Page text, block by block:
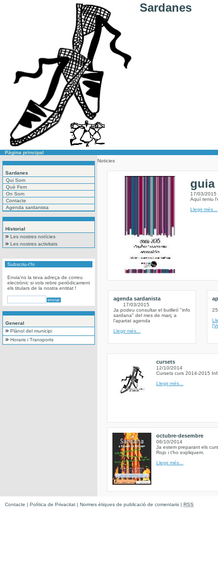
Sardanes
Pàgina principal
Sardanes
Qui Som
Què Fem
On Som
Contacte
Agenda sardanista
Historial
Les nostres notícies
Les nostres activitats
Subscriu-t'hi
Envia'ns la teva adreça de correu
electrònic si vols rebre periòdicament
els titulars de la nostra entitat !
General
Plànol del municipi
Horaris i Transports
Noticies
guia
17/03/2015
Aquí teniu
Llegir més...
agenda sardanista
17/03/2015
Ja podeu consultar el butlletí "info
sardana" del mes de març a
l'apartat agenda
Llegir més...
cursets
12/10/2014
Cursets curs 2014-2015
Llegir més...
octubre-desembre
06/10/2014
Ja estem preparant els
Rojo i t'ho expliquem.
Llegir més...
Contacte | Política de Privacitat | Normes ètiques de publicació de comentaris | RSS